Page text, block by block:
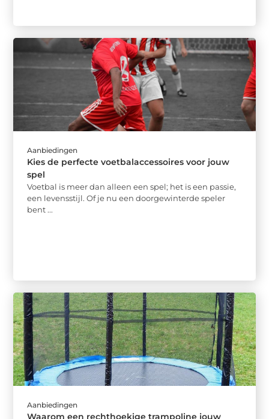
Aanbiedingen
Kies de perfecte voetbalaccessoires voor jouw
spel
Voetbal is meer dan alleen een spel; het is een passie,
een levensstijl. Of je nu een doorgewinterde speler
bent ...
Aanbiedingen
Waarom een rechthoekige trampoline jouw